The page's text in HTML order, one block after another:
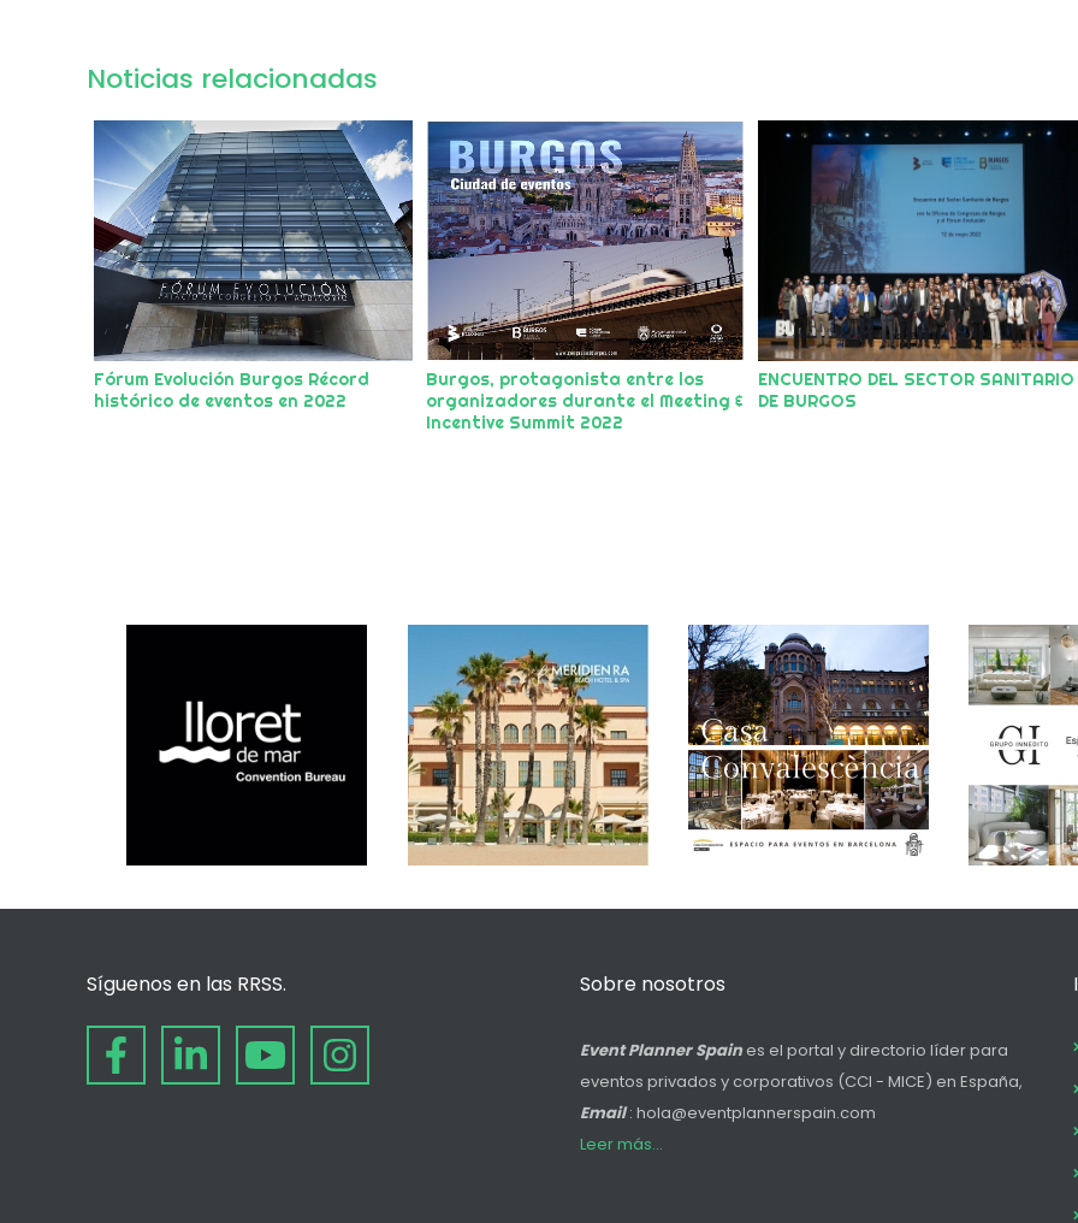
Noticias relacionadas
Fórum Evolución Burgos Récord
histórico de eventos en 2022
Burgos, protagonista entre los
organizadores durante el Meeting &
Incentive Summit 2022
ENCUENTRO DEL SECTOR SANITARIO
DE BURGOS
Síguenos en las RRSS. Sobre nosotros
Event Planner Spaines el portal y directorio líder para
eventos privados y corporativos (CCI - MICE) en España,
Email: hola@eventplannerspain.com
Leer más...